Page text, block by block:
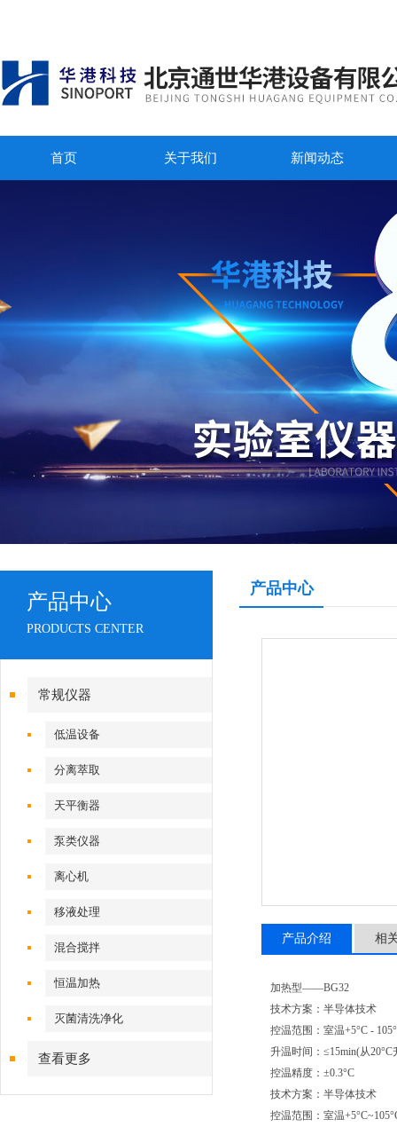
首页 关于我们 新闻动态
产品中心
PRODUCTS CENTER
常规仪器
低温设备
分离萃取
天平衡器
泵类仪器
离心机
移液处理
混合搅拌
恒温加热
灭菌清洗净化
查看更多
产品中心
产品介绍 相
加热型——BG32
技术方案：半导体技术
控温范围：室温+5°C -
升温时间：≤15min(从20°C
控温精度：±0.3°C
技术方案： 半导体技术
控温范围：室温